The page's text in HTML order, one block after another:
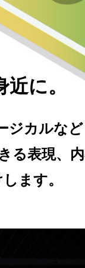
に。
ジカルなど
る表現、
ます。